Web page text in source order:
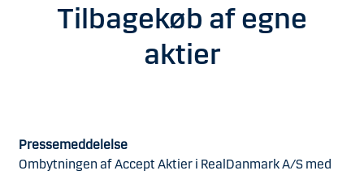
Tilbagekøb af egne
aktier
Pressemeddelelse
Ombytningen af Accept Aktier i RealDanmark A/S med